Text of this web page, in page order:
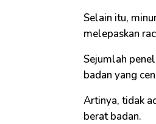
Selain itu,
melepaskan
Sejumlah
badan yang
Artinya, tidak
berat badan.